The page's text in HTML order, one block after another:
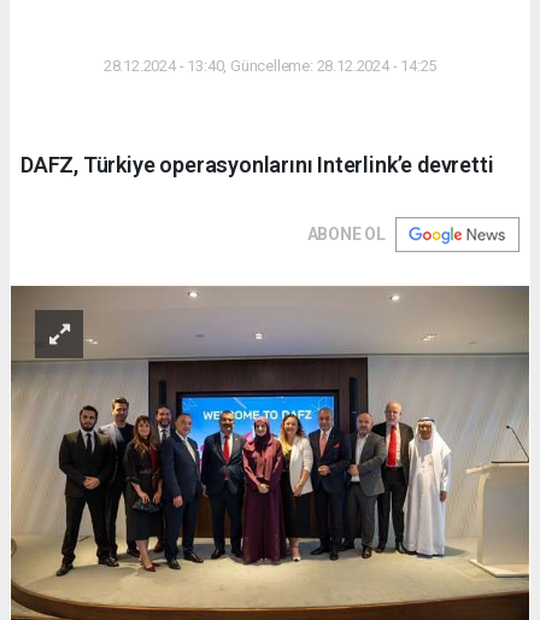
28.12.2024 - 13:40, Güncelleme: 28.12.2024 - 14:25
DAFZ, Türkiye operasyonlarını Interlink’e devretti
ABONE OL